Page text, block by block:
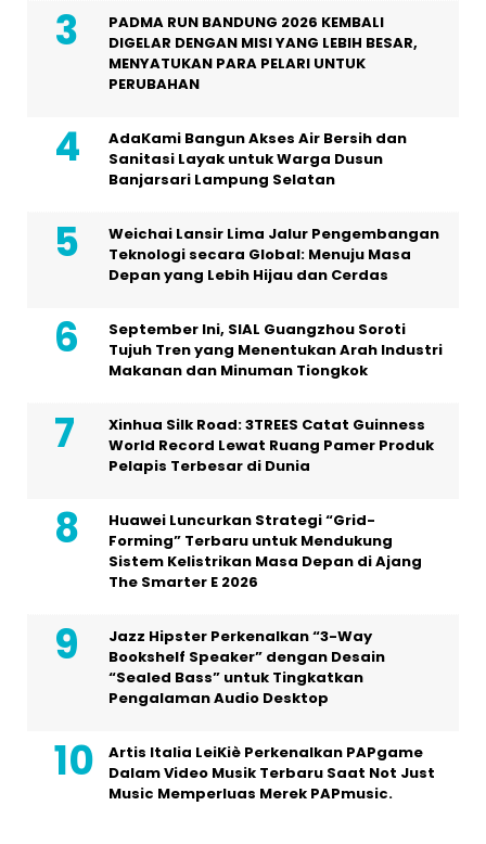
PADMA RUN BANDUNG 2026 KEMBALI
DIGELAR DENGAN MISI YANG LEBIH BESAR,
MENYATUKAN PARA PELARI UNTUK
PERUBAHAN
AdaKami Bangun Akses Air Bersih dan
Sanitasi Layak untuk Warga Dusun
Banjarsari Lampung Selatan
Weichai Lansir Lima Jalur Pengembangan
Teknologi secara Global: Menuju Masa
Depan yang Lebih Hijau dan Cerdas
September Ini, SIAL Guangzhou Soroti
Tujuh Tren yang Menentukan Arah Industri
Makanan dan Minuman Tiongkok
Xinhua Silk Road: 3TREES Catat Guinness
World Record Lewat Ruang Pamer Produk
Pelapis Terbesar di Dunia
Huawei Luncurkan Strategi “Grid-
Forming” Terbaru untuk Mendukung
Sistem Kelistrikan Masa Depan di Ajang
The Smarter E 2026
Jazz Hipster Perkenalkan “3-Way
Bookshelf Speaker” dengan Desain
“Sealed Bass” untuk Tingkatkan
Pengalaman Audio Desktop
Artis Italia LeiKiè Perkenalkan PAPgame
Dalam Video Musik Terbaru Saat Not Just
Music Memperluas Merek PAPmusic.